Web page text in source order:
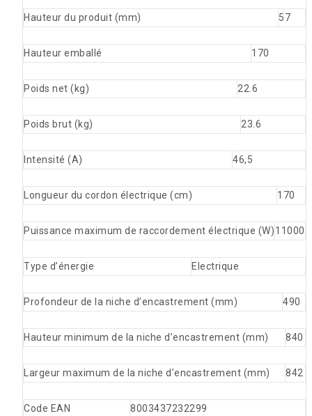
Hauteur du produit (mm) 57
Hauteur emballé 170
Poids net (kg) 22.6
Poids brut (kg) 23.6
Intensité (A) 46,5
Longueur du cordon électrique (cm) 170
Puissance maximum de raccordement électrique (W)11000
Type d’énergie Electrique
Profondeur de la niche d’encastrement (mm) 490
Hauteur minimum de la niche d’encastrement (mm) 840
Largeur maximum de la niche d’encastrement (mm) 842
Code EAN 8003437232299